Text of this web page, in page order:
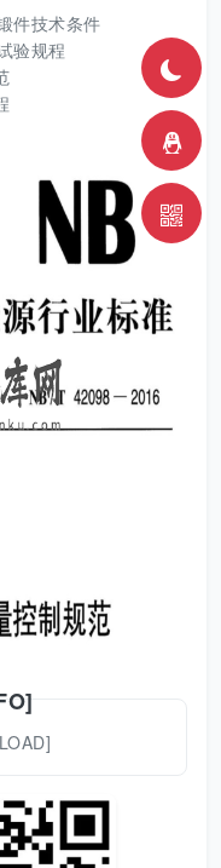
件技术条件
验规程